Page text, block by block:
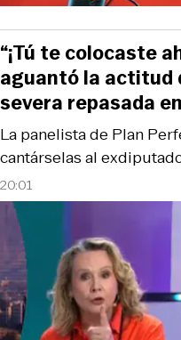
20:01
La panelista de Plan
cantárselas al
“¡Tú te colocaste
aguantó la actitud
severa repasada